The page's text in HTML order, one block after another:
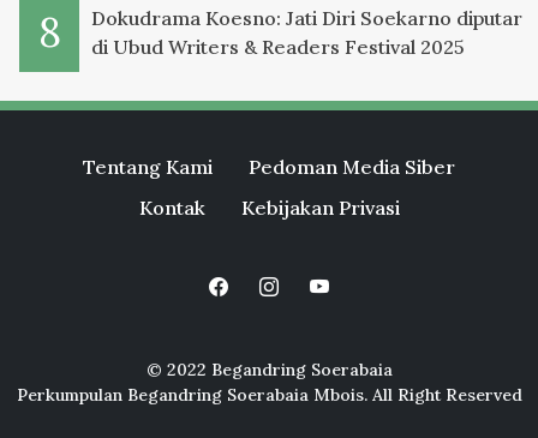
Dokudrama Koesno: Jati Diri Soekarno diputar
di Ubud Writers & Readers Festival 2025
Tentang Kami
Pedoman Media Siber
Kontak
Kebijakan Privasi
© 2022 Begandring Soerabaia
Perkumpulan Begandring Soerabaia Mbois. All Right Reserved